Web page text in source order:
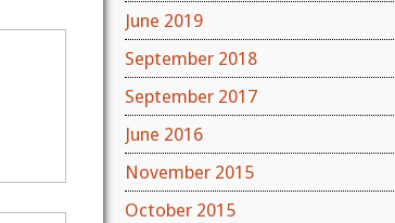
June 2019
September 2018
September 2017
June 2016
November 2015
October 2015